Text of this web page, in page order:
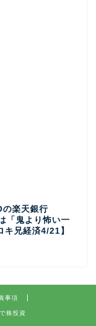
の楽天銀行
「鬼より怖い一
キ兄経済4/21】
事項
株投資